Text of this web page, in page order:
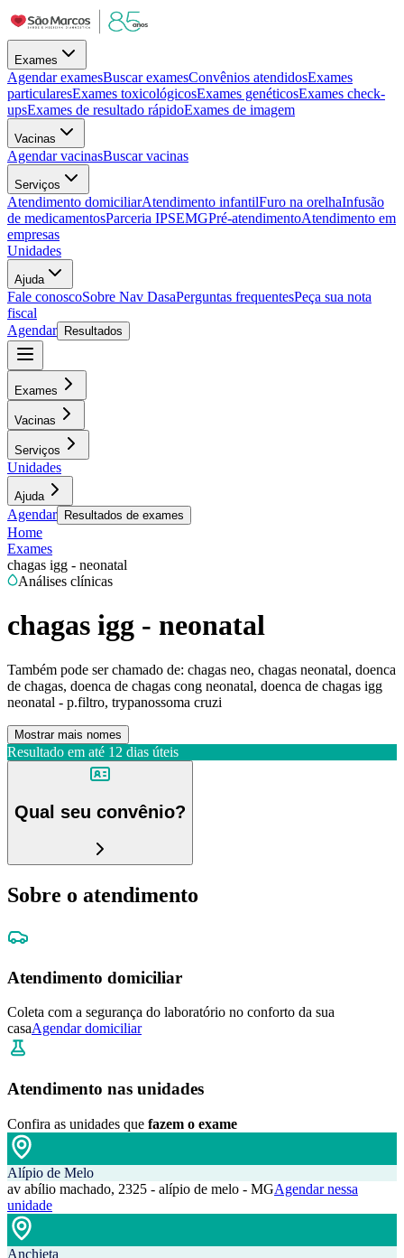
Exames
Agendar examesBuscar examesConvênios atendidosExames
particularesExames toxicológicosExames genéticosExames check-
upsExames de resultado rápidoExames de imagem
Vacinas
Agendar vacinasBuscar vacinas
Serviços
Atendimento domiciliarAtendimento infantilFuro na orelhaInfusão
de medicamentosParceria IPSEMGPré-atendimentoAtendimento em
empresas
Unidades
Ajuda
Fale conoscoSobre Nav DasaPerguntas frequentesPeça sua nota
fiscal
Agendar
Resultados
Exames
Vacinas
Serviços
Unidades
Ajuda
Agendar Resultados de exames
Home
Exames
chagas igg - neonatal
Análises clínicas
chagas igg - neonatal
Também pode ser chamado de: chagas neo, chagas neonatal, doenca
de chagas, doenca de chagas cong neonatal, doenca de chagas igg
neonatal - p.filtro, trypanossoma cruzi
Mostrar mais nomes
Resultado em até 12 dias úteis
Qual seu convênio?
Sobre o atendimento
Atendimento domiciliar
Coleta com a segurança do laboratório no conforto da sua
casaAgendar domiciliar
Atendimento nas unidades
Confira as unidades que fazem o exame
Alípio de Melo
av abílio machado, 2325 - alípio de melo - MGAgendar nessa
unidade
Anchieta